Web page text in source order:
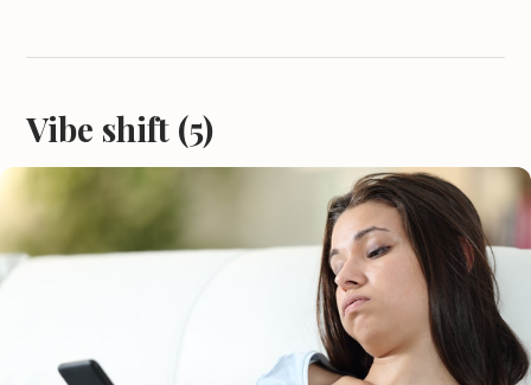
Vibe shift (5)